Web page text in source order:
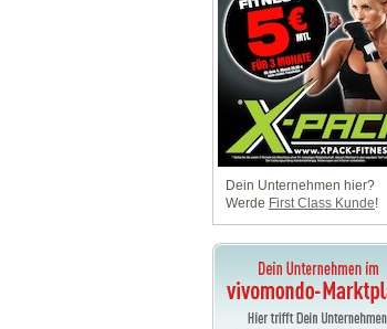
Dein Unternehmen hier?
Werde First Class Kunde!